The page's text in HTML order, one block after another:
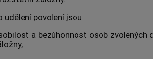
udělení povolení jsou
a bezúhonnost osob zvolených